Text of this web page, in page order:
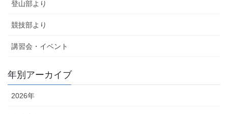
登山部より
競技部より
講習会・イベント
年別アーカイブ
2026年